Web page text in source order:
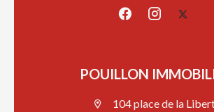
POUILLON
104 place de la